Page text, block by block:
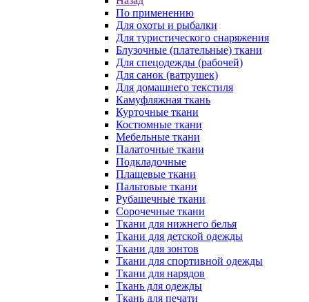
По применению
Для охоты и рыбалки
Для туристического снаряжения
Блузочные (плательные) ткани
Для спецодежды (рабочей)
Для санок (ватрушек)
Для домашнего текстиля
Камуфляжная ткань
Курточные ткани
Костюмные ткани
Мебельные ткани
Палаточные ткани
Подкладочные
Плащевые ткани
Пальтовые ткани
Рубашечные ткани
Сорочечные ткани
Ткани для нижнего белья
Ткани для детской одежды
Ткани для зонтов
Ткани для спортивной одежды
Ткани для нарядов
Ткань для одежды
Ткань для печати